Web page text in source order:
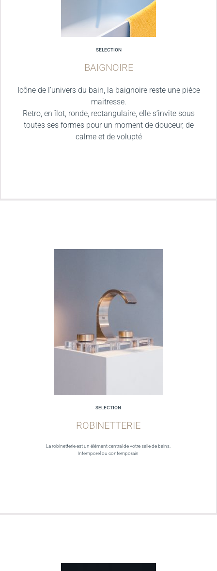
SELECTION
BAIGNOIRE
Icône de l’univers du bain, la baignoire reste une pièce
maitresse.
Retro, en îlot, ronde, rectangulaire, elle s’invite sous
toutes ses formes pour un moment de douceur, de
calme et de volupté
SELECTION
ROBINETTERIE
La robinetterie est un élément central de votre salle de bains.
Intemporel ou contemporain